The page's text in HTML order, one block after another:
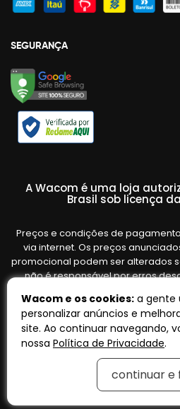
SEGURANÇA
A Wacom é uma loja
Brasil sob licença
Preços e condições de
via internet. Os preços
promocional podem ser alterados
não é responsável por erros
variar de acordo com o
válidas até o término de nossos
análise e
Wacom e os cookies: a gente
personalizar anúncios e
site. Ao continuar navegando,
nossa Política de Privacidade.
continuar e